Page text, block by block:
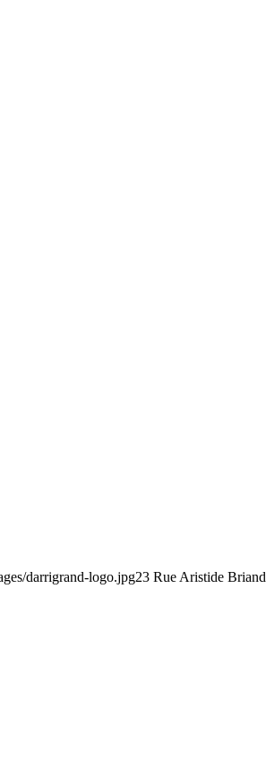
darrigrand-logo.jpg23 Rue Aristide Briand